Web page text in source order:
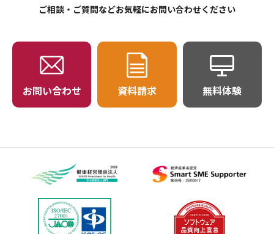
ご相談・ご質問などお気軽にお問い合わせください
お問い合わせ 資料請求 無料体験